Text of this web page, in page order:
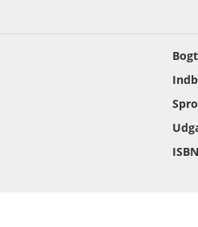
ISBN